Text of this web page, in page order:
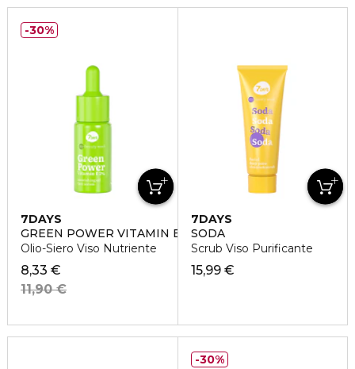
7DAYS
GREEN POWER VITAMIN E 2%
Olio-Siero Viso Nutriente
8,33 €
11,90 €
30%
7DAYS
SODA
Scrub Viso Purificante
15,99 €
30%